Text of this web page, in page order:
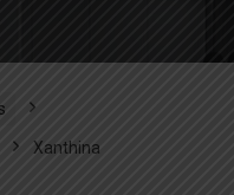
Xanthina